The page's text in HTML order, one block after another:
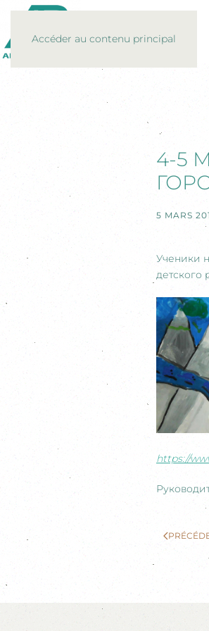
Accéder au contenu principal
4-5
5 MARS
Ученики
детского
https://